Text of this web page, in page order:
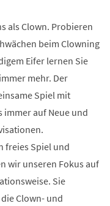
als Clown. Probieren
beim Clowning
Eifer lernen Sie
mehr. Der
Spiel mit
auf Neue und
freies Spiel und
wir unseren Fokus auf
Sie
Clown- und